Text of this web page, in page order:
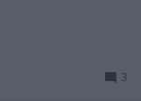
3